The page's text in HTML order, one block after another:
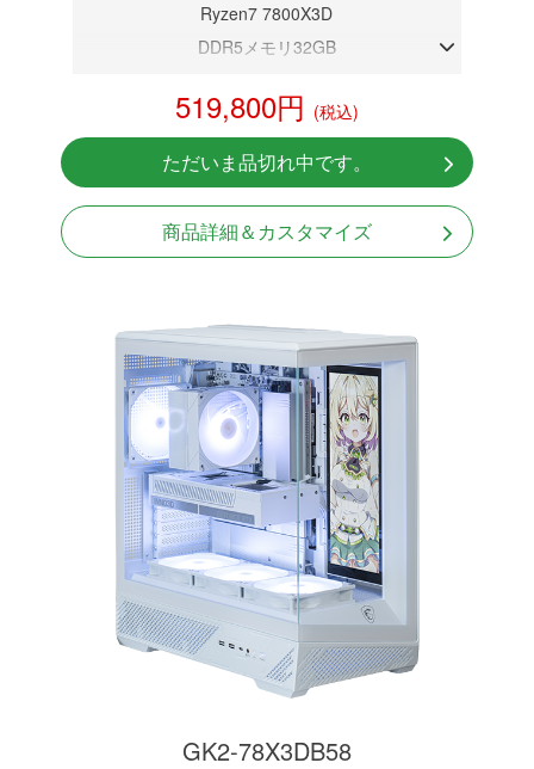
Ryzen7 7800X3D
DDR5メモリ32GB
NVMeSSD 1TB
無線LAN Bluetooth対応
Windows11 Home 64bit
LCDスクリーン搭載
519,800円 (税込)
ただいま品切れ中です。
商品詳細＆カスタマイズ
GK2-78X3DB58